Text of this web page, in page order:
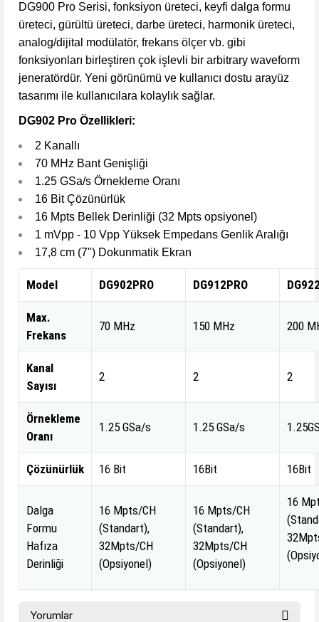
DG900 Pro Serisi, fonksiyon üreteci, keyfi dalga formu
üreteci, gürültü üreteci, darbe üreteci, harmonik üreteci,
analog/dijital modülatör, frekans ölçer vb. gibi
fonksiyonları birleştiren çok işlevli bir arbitrary waveform
jeneratördür. Yeni görünümü ve kullanıcı dostu arayüz
tasarımı ile kullanıcılara kolaylık sağlar.
DG902 Pro Özellikleri:
2 Kanallı
70 MHz Bant Genişliği
1.25 GSa/s Örnekleme Oranı
16 Bit Çözünürlük
16 Mpts Bellek Derinliği (32 Mpts opsiyonel)
1 mVpp - 10 Vpp Yüksek Empedans Genlik Aralığı
17,8 cm (7") Dokunmatik Ekran
Model DG902PRO DG912PRO
Max.
Frekans
70 MHz 150 MHz 200
Kanal
Sayısı
2 2 2
Örnekleme
Oranı
1.25 GSa/s 1.25 GSa/s
Çözünürlük 16 Bit 16Bit 16Bit
Dalga
Formu
Hafıza
Derinliği
16 Mpts/CH
(Standart),
32Mpts/CH
(Opsiyonel)
16 Mpts/CH
(Standart),
32Mpts/CH
(Opsiyonel)
16
Yorumlar